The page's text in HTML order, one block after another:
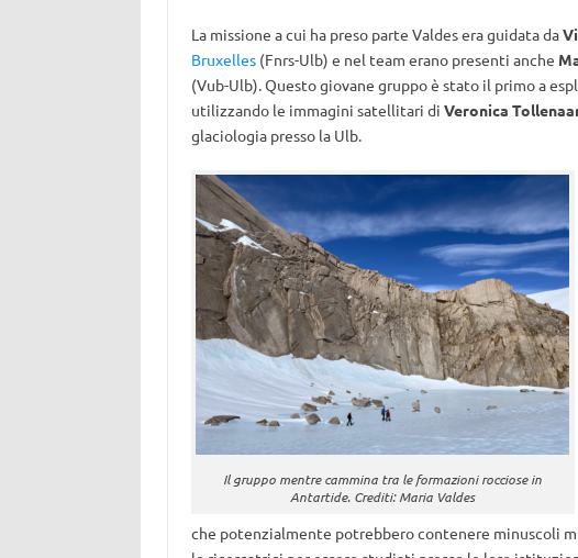
La missione a cui ha preso parte Valdes era guidata da
Bruxelles(Fnrs-Ulb) e nel team erano presenti anche
(Vub-Ulb). Questo giovane gruppo è stato il primo a
utilizzando le immagini satellitari di Veronica
glaciologia presso la Ulb.
Il gruppo mentre cammina tra le formazioni rocciose in
Antartide. Crediti: Maria Valdes
che potenzialmente potrebbero contenere minuscoli